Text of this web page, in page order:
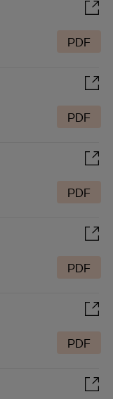
PDF
PDF
PDF
PDF
PDF